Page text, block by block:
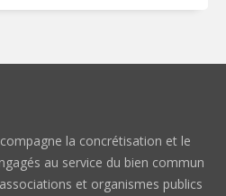
la concrétisation et le
au service du bien commun
et organismes publics